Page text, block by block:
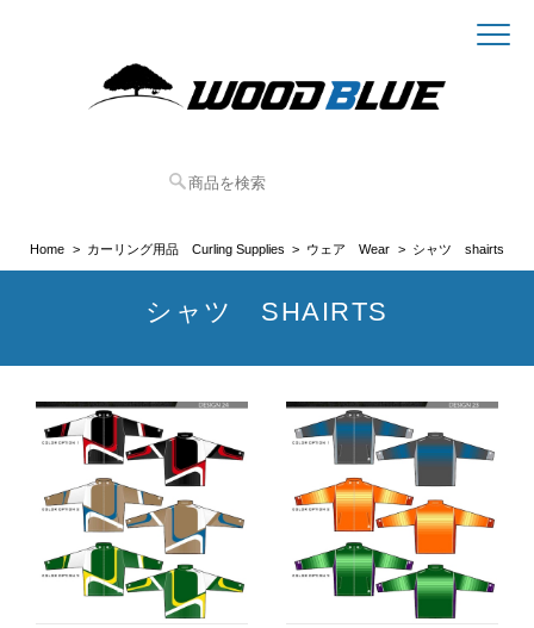
Home カーリング用品 Curling Supplies ウェア Wear シャツ shairts
シャツ SHAIRTS